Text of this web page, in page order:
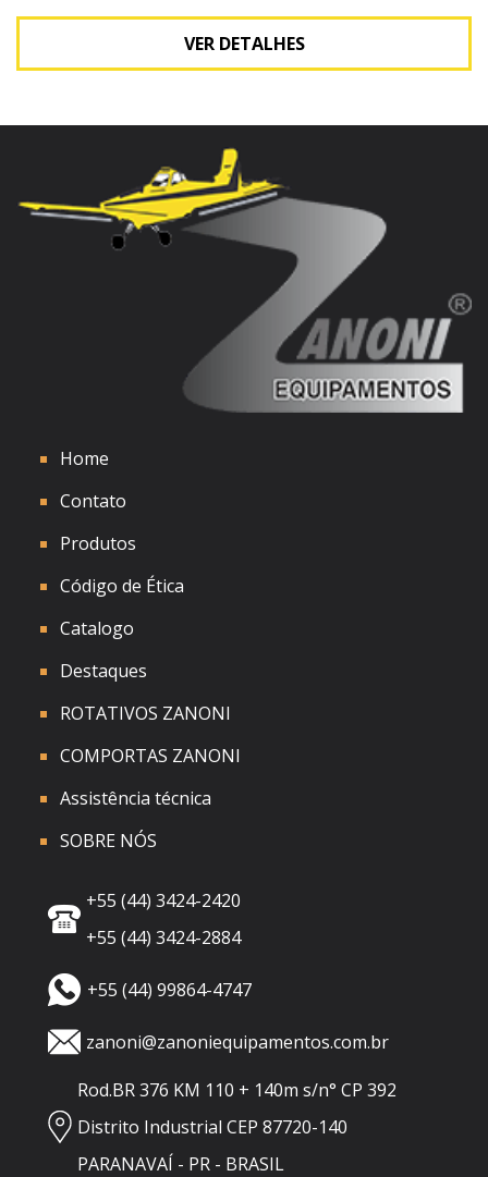
Ver detalhes
VER DETALHES
Home
Contato
Produtos
Código de Ética
Catalogo
Destaques
ROTATIVOS ZANONI
COMPORTAS ZANONI
Assistência técnica
SOBRE NÓS
+55 (44) 3424-2420
+55 (44) 3424-2884
+55 (44) 99864-4747
zanoni@zanoniequipamentos.com.br
Rod.BR 376 KM 110 + 140m s/n° CP 392
Distrito Industrial CEP 87720-140
PARANAVAÍ - PR - BRASIL